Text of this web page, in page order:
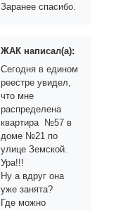
Заранее спасибо.
ЖАК написал(а):
Сегодня в едином
реестре увидел,
что мне
распределена
квартира №57 в
доме №21 по
улице Земской.
Ура!!!
Ну а вдруг она
уже занята?
Где можно